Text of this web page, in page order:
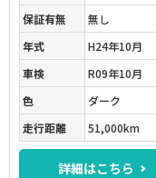
保証有無
無し
年式
H24年10月
車検
R09年10月
色
ダーク
走行距離
51,000km
詳細はこちら